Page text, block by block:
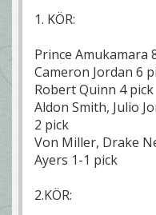
1. KÖR:
Prince Amukamara
Cameron Jordan 6
Robert Quinn 4 pick
Aldon Smith, Julio
2 pick
Von Miller, Drake
Ayers 1-1 pick
2.KÖR: